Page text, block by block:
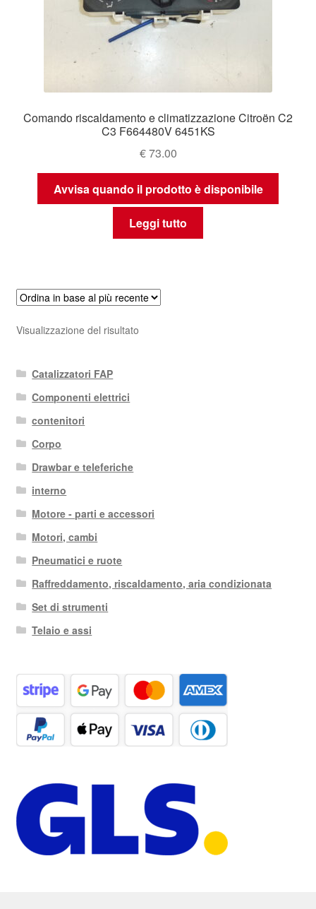
Comando riscaldamento e climatizzazione Citroën C2
C3 F664480V 6451KS
€73.00
Avvisa quando il prodotto è disponibile
Leggi tutto
Visualizzazione del risultato
Catalizzatori FAP
Componenti elettrici
contenitori
Corpo
Drawbar e teleferiche
interno
Motore - parti e accessori
Motori, cambi
Pneumatici e ruote
Raffreddamento, riscaldamento, aria condizionata
Set di strumenti
Telaio e assi